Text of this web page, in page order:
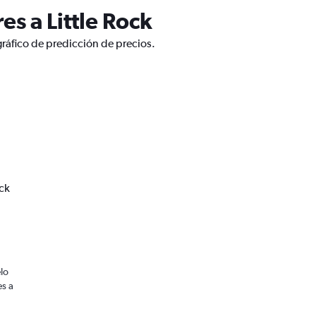
a Little Rock
de predicción de precios.
a